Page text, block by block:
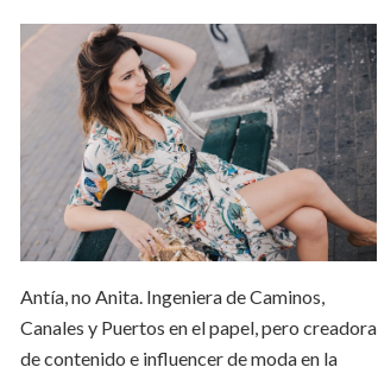
Antía, no Anita. Ingeniera de Caminos,
Canales y Puertos en el papel, pero creadora
de contenido e influencer de moda en la